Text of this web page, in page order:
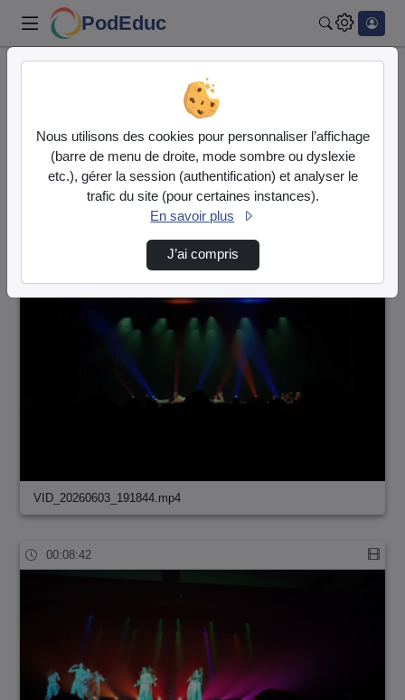
PodEduc
32 vidéos trouvées
Audio Vidéo
Direction de tri
VID_20260603_191844.mp4
00:08:42
Nous utilisons des cookies pour personnaliser l’affichage
(barre de menu de droite, mode sombre ou dyslexie
etc.), gérer la session (authentification) et analyser le
trafic du site (pour certaines instances).
En savoir plus
J’ai compris